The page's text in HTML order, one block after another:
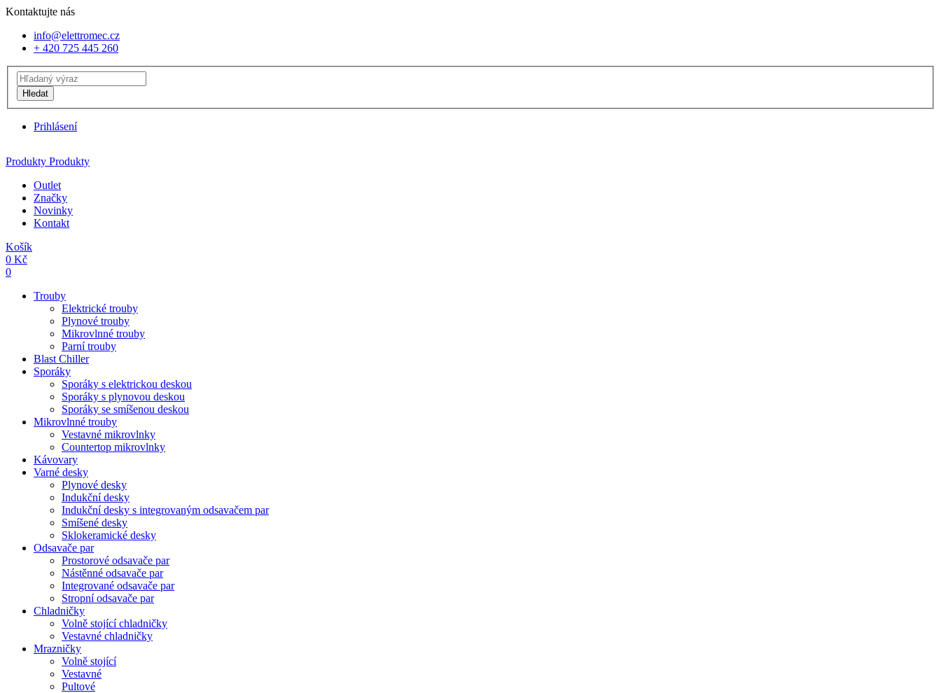
Kontaktujte nás
info@elettromec.cz
+ 420 725 445 260
Hledat
Prihlásení
Produkty Produkty
Outlet
Značky
Novinky
Kontakt
Košík
0 Kč
0
Trouby
Elektrické trouby
Plynové trouby
Mikrovlnné trouby
Parní trouby
Blast Chiller
Sporáky
Sporáky s elektrickou deskou
Sporáky s plynovou deskou
Sporáky se smíšenou deskou
Mikrovlnné trouby
Vestavné mikrovlnky
Countertop mikrovlnky
Kávovary
Varné desky
Plynové desky
Indukční desky
Indukční desky s integrovaným odsavačem par
Smíšené desky
Sklokeramické desky
Odsavače par
Prostorové odsavače par
Nástěnné odsavače par
Integrované odsavače par
Stropní odsavače par
Chladničky
Volně stojící chladničky
Vestavné chladničky
Mrazničky
Volně stojící
Vestavné
Pultové